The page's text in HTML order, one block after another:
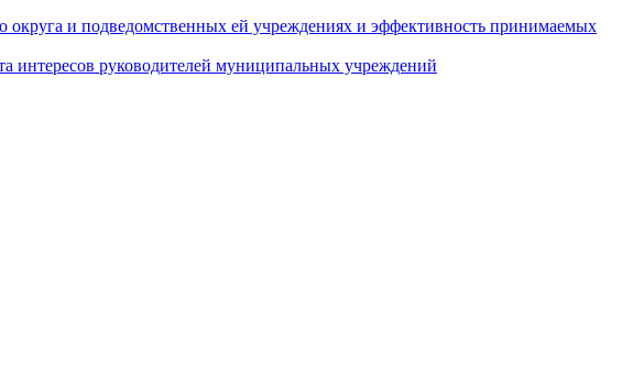
округа и подведомственных ей учреждениях и эффективность принимаемых
руководителей муниципальных учреждений